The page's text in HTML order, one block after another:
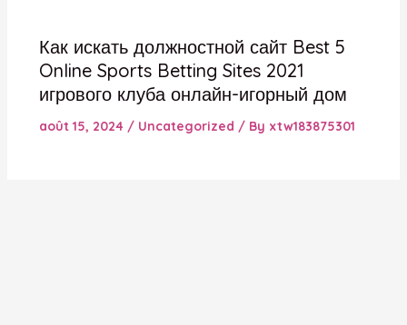
Как искать должностной сайт Best 5
Online Sports Betting Sites 2021
игрового клуба онлайн-игорный дом
août 15, 2024 / Uncategorized / By xtw183875301